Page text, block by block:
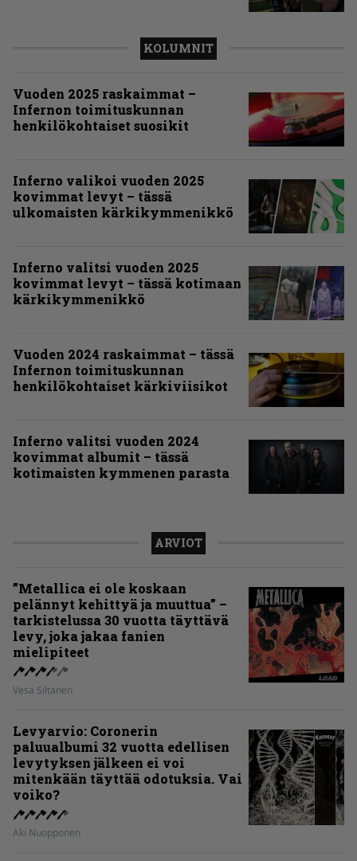
KOLUMNIT
Vuoden 2025 raskaimmat –
Infernon toimituskunnan
henkilökohtaiset suosikit
Inferno valikoi vuoden 2025
kovimmat levyt – tässä
ulkomaisten kärkikymmenikkö
Inferno valitsi vuoden 2025
kovimmat levyt – tässä kotimaan
kärkikymmenikkö
Vuoden 2024 raskaimmat – tässä
Infernon toimituskunnan
henkilökohtaiset kärkiviisikot
Inferno valitsi vuoden 2024
kovimmat albumit – tässä
kotimaisten kymmenen parasta
ARVIOT
”Metallica ei ole koskaan
pelännyt kehittyä ja muuttua” –
tarkistelussa 30 vuotta täyttävä
levy, joka jakaa fanien
mielipiteet
Vesa Siltanen
Levyarvio: Coronerin
paluualbumi 32 vuotta edellisen
levytyksen jälkeen ei voi
mitenkään täyttää odotuksia. Vai
voiko?
Aki Nuopponen